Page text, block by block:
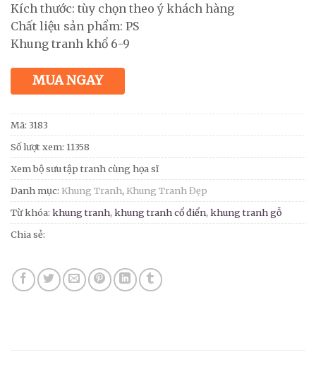
Kích thước: tùy chọn theo ý khách hàng
Chất liệu sản phẩm: PS
Khung tranh khổ 6-9
MUA NGAY
Mã: 3183
Số lượt xem: 11358
Xem bộ sưu tập tranh cùng họa sĩ
Danh mục: Khung Tranh, Khung Tranh Đẹp
Từ khóa: khung tranh, khung tranh cổ điển, khung tranh gỗ
Chia sẻ: